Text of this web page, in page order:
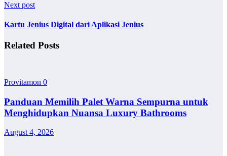
Next post
Kartu Jenius Digital dari Aplikasi Jenius
Related Posts
Provitamon 0
Panduan Memilih Palet Warna Sempurna untuk
Menghidupkan Nuansa Luxury Bathrooms
August 4, 2026